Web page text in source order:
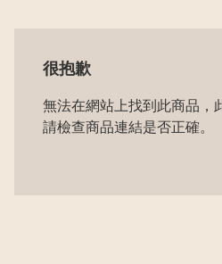
很抱歉
無法在網站上找到此商品，
請檢查商品連結是否正確。